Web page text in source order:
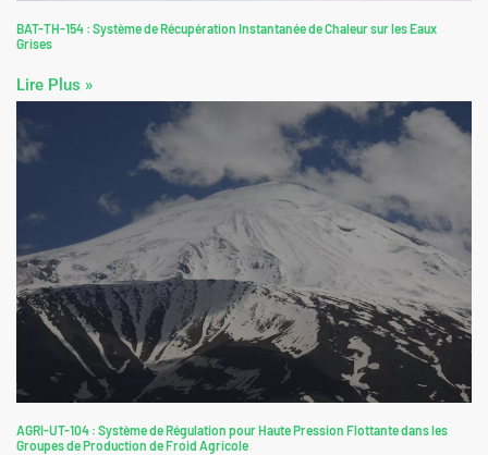
BAT-TH-154 : Système de Récupération Instantanée de Chaleur sur les Eaux
Grises
Lire Plus »
AGRI-UT-104 : Système de Régulation pour Haute Pression Flottante dans les
Groupes de Production de Froid Agricole